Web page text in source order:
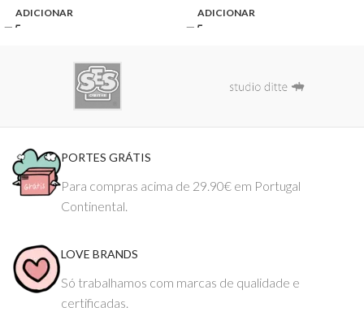
ADICIONAR ADICIONAR
PORTES GRÁTIS
Para compras acima de 29.90€ em Portugal
Continental.
LOVE BRANDS
Só trabalhamos com marcas de qualidade e
certificadas.